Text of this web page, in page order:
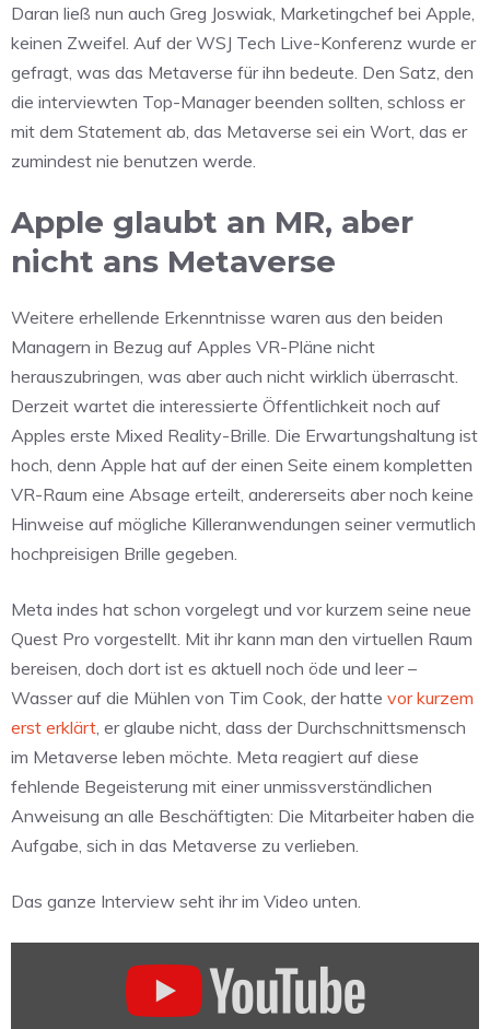
Daran ließ nun auch Greg Joswiak, Marketingchef bei Apple,
keinen Zweifel. Auf der WSJ Tech Live-Konferenz wurde er
gefragt, was das Metaverse für ihn bedeute. Den Satz, den
die interviewten Top-Manager beenden sollten, schloss er
mit dem Statement ab, das Metaverse sei ein Wort, das er
zumindest nie benutzen werde.
Apple glaubt an MR, aber
nicht ans Metaverse
Weitere erhellende Erkenntnisse waren aus den beiden
Managern in Bezug auf Apples VR-Pläne nicht
herauszubringen, was aber auch nicht wirklich überrascht.
Derzeit wartet die interessierte Öffentlichkeit noch auf
Apples erste Mixed Reality-Brille. Die Erwartungshaltung ist
hoch, denn Apple hat auf der einen Seite einem kompletten
VR-Raum eine Absage erteilt, andererseits aber noch keine
Hinweise auf mögliche Killeranwendungen seiner vermutlich
hochpreisigen Brille gegeben.
Meta indes hat schon vorgelegt und vor kurzem seine neue
Quest Pro vorgestellt. Mit ihr kann man den virtuellen Raum
bereisen, doch dort ist es aktuell noch öde und leer –
Wasser auf die Mühlen von Tim Cook, der hatte vor kurzem
erst erklärt , er glaube nicht, dass der Durchschnittsmensch
im Metaverse leben möchte. Meta reagiert auf diese
fehlende Begeisterung mit einer unmissverständlichen
Anweisung an alle Beschäftigten: Die Mitarbeiter haben die
Aufgabe, sich in das Metaverse zu verlieben.
Das ganze Interview seht ihr im Video unten.